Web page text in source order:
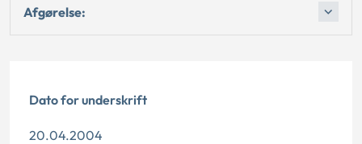
Afgørelse:
Dato for underskrift
20.04.2004